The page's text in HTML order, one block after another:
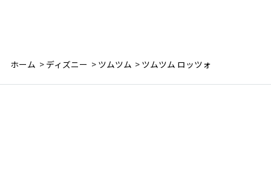
ホーム > ディズニー > ツムツム > ツムツム ロッツォ